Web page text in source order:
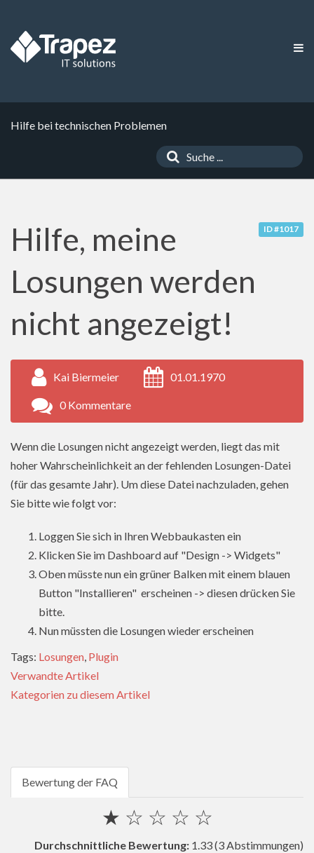
Hilfe bei technischen Problemen
ID #1017
Hilfe, meine
Losungen werden
nicht angezeigt!
Kai Biermeier 01.01.1970
0 Kommentare
Wenn die Losungen nicht angezeigt werden, liegt das mit
hoher Wahrscheinlichkeit an der fehlenden Losungen-Datei
(für das gesamte Jahr). Um diese Datei nachzuladen, gehen
Sie bitte wie folgt vor:
Loggen Sie sich in Ihren Webbaukasten ein
Klicken Sie im Dashboard auf "Design -> Widgets"
Oben müsste nun ein grüner Balken mit einem blauen
Button "Installieren" erscheinen -> diesen drücken Sie
bitte.
Nun müssten die Losungen wieder erscheinen
Tags: Losungen, Plugin
Verwandte Artikel
Kategorien zu diesem Artikel
Bewertung der FAQ
☆
☆
☆
☆
★
Durchschnittliche Bewertung: 1.33(3 Abstimmungen)